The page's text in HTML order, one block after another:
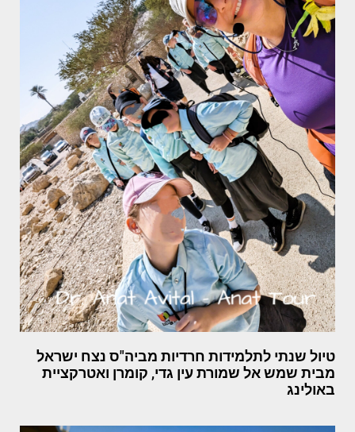
טיול שנתי לתלמידות חרדיות מביה"ס נצח ישראל
מבית שמש אל שמורת עין גדי, קומרן ואטרקציית
באולינג